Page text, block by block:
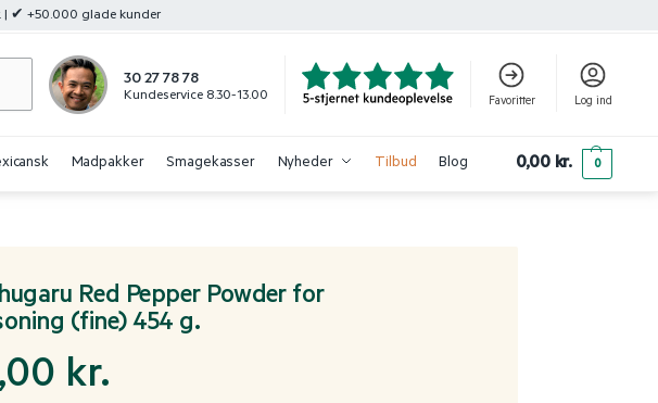
| ✔ +50.000 glade kunder
30 27 78 78
Kundeservice 8.30-13.00 Favoritter Log ind
Madpakker Smagekasser Nyheder Tilbud Blog 0,00 kr. 0
Red Pepper Powder for
(fine) 454 g.
kr.